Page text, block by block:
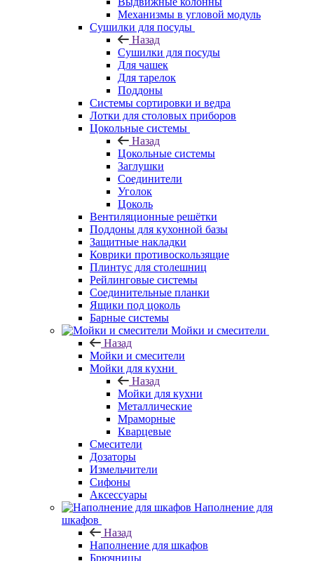
Механизмы в угловой модуль
Сушилки для посуды
Назад
Сушилки для посуды
Для чашек
Для тарелок
Поддоны
Системы сортировки и ведра
Лотки для столовых приборов
Цокольные системы
Назад
Цокольные системы
Заглушки
Соединители
Уголок
Цоколь
Вентиляционные решётки
Поддоны для кухонной базы
Защитные накладки
Коврики противоскользящие
Плинтус для столешниц
Рейлинговые системы
Соединительные планки
Ящики под цоколь
Барные системы
Мойки и смесители
Назад
Мойки и смесители
Мойки для кухни
Назад
Мойки для кухни
Металлические
Мраморные
Кварцевые
Смесители
Дозаторы
Измельчители
Сифоны
Аксессуары
Наполнение для
шкафов
Назад
Наполнение для шкафов
Брючницы